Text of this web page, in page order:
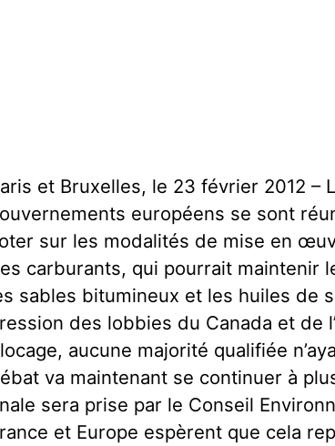
et Bruxelles, le 23 février 2012 –
européens se sont
sur les modalités de mise en
carburants, qui pourrait maintenir
sables bitumineux et les huiles de
des lobbies du Canada et de
aucune majorité qualifiée
va maintenant se continuer à
sera prise par le Conseil
et Europe espèrent que cela